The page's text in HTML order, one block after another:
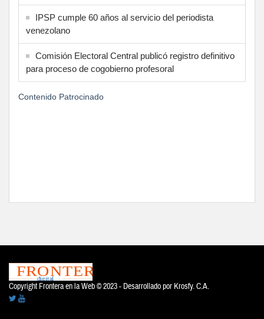
IPSP cumple 60 años al servicio del periodista
venezolano
Comisión Electoral Central publicó registro definitivo
para proceso de cogobierno profesoral
Contenido Patrocinado
Copyright Frontera en la Web © 2023 - Desarrollado por Krosfy. C.A.